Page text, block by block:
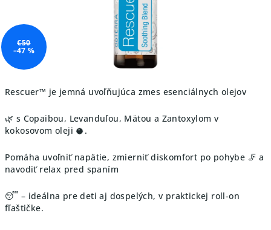
Rescuer™ je jemná uvoľňujúca zmes esenciálnych olejov
🌿 s Copaibou, Levanduľou, Mätou a Zantoxylom v
kokosovom oleji 🥥.
Pomáha uvoľniť napätie, zmierniť diskomfort po pohybe 🦵 a
navodiť relax pred spaním
😴 – ideálna pre deti aj dospelých, v praktickej roll-on
fľaštičke.
€50
–47 %